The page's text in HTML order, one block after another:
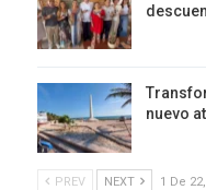
nuevo
PREV NEXT 1 De